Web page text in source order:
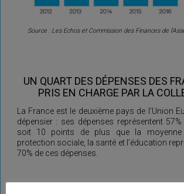
Source : Les Echos et Commission des Finances de
UN QUART DES DÉPENSES DES
PRIS EN CHARGE PAR LA
La France est le deuxième pays de l’Union
dépensier : ses dépenses représentent
soit 10 points de plus que la moyenne
protection sociale, la santé et l’éducation
70% de ces dépenses.